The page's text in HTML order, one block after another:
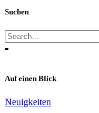
Suchen
Search
for:
Auf einen Blick
Neuigkeiten